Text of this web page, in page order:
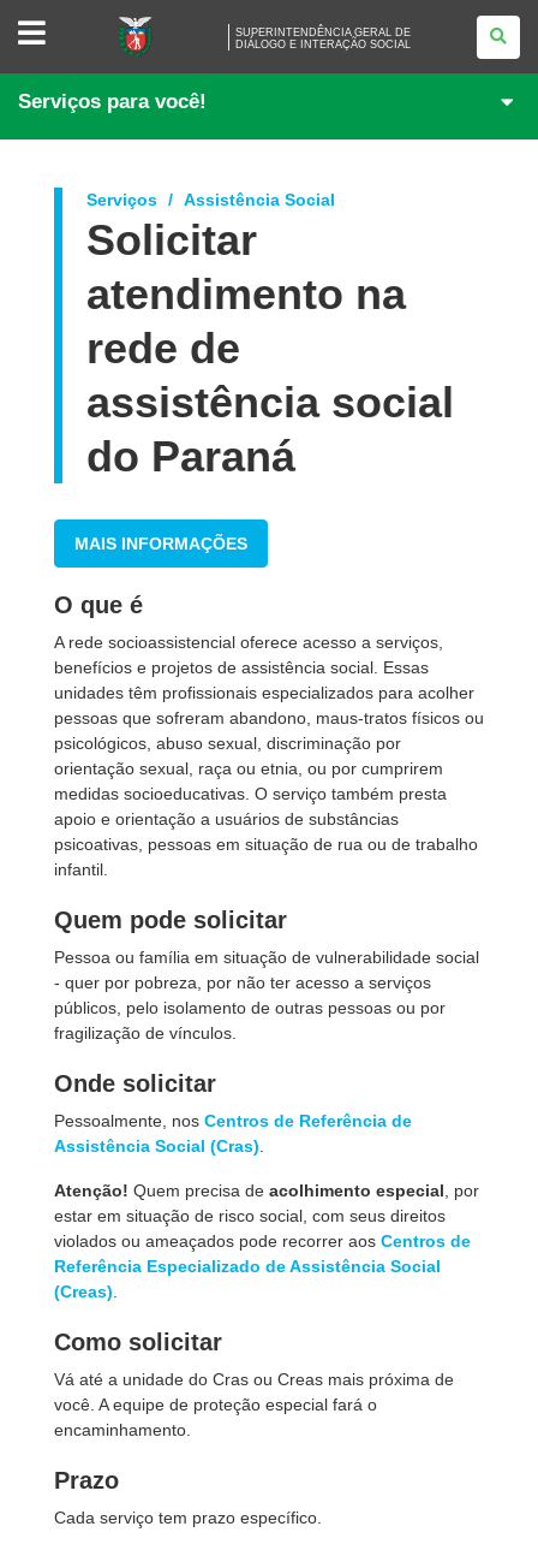
SUPERINTENDÊNCIA
<BR
/>DIÁLOGO
E
SOCIAL
SUPERINTENDÊNCIA GERAL DE
DIÁLOGO E INTERAÇÃO SOCIAL
Serviços para você!
Serviços Assistência Social
Solicitar
atendimento na
rede de
assistência social
do Paraná
MAIS INFORMAÇÕES
O que é
A rede socioassistencial oferece acesso a serviços,
benefícios e projetos de assistência social. Essas
unidades têm profissionais especializados para acolher
pessoas que sofreram abandono, maus-tratos físicos ou
psicológicos, abuso sexual, discriminação por
orientação sexual, raça ou etnia, ou por cumprirem
medidas socioeducativas. O serviço também presta
apoio e orientação a usuários de substâncias
psicoativas, pessoas em situação de rua ou de trabalho
infantil.
Quem pode solicitar
Pessoa ou família em situação de vulnerabilidade social
- quer por pobreza, por não ter acesso a serviços
públicos, pelo isolamento de outras pessoas ou por
fragilização de vínculos.
Onde solicitar
Pessoalmente, nos Centros de Referência de
Assistência Social (Cras)
Atenção! Quem precisa de acolhimento especial , por
estar em situação de risco social, com seus direitos
violados ou ameaçados pode recorrer aos Centros de
Referência Especializado de Assistência Social
(Creas)
Como solicitar
Vá até a unidade do Cras ou Creas mais próxima de
você. A equipe de proteção especial fará o
encaminhamento.
Prazo
Cada serviço tem prazo específico.